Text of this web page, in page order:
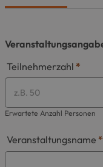
Teilnehmerzahl *
Erwartete Anzahl Personen
Veranstaltungsname *